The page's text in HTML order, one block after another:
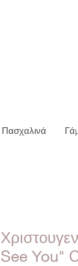
Πασχαλινά
See You"